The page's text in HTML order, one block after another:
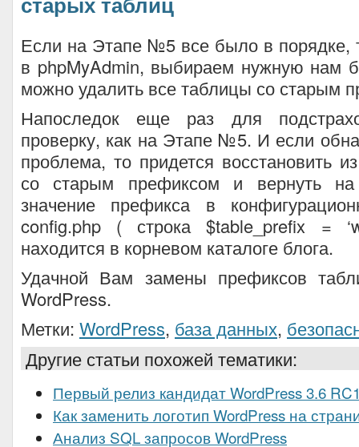
Если на Этапе №5 все было в порядке,
в phpMyAdmin, выбираем нужную нам
можно удалить все таблицы со старым
Напоследок еще раз для
проверку, как на Этапе №5. И если
проблема, то придется восстановить
со старым префиксом и вернуть
значение префикса в
config.php ( строка $table_prefix =
находится в корневом каталоге блога.
Удачной Вам замены префиксов
WordPress.
Метки: WordPress, база данных,
Другие статьи похожей тематики:
Первый релиз кандидат WordPress 3.6
Как заменить логотип WordPress на
Анализ SQL запросов WordPress